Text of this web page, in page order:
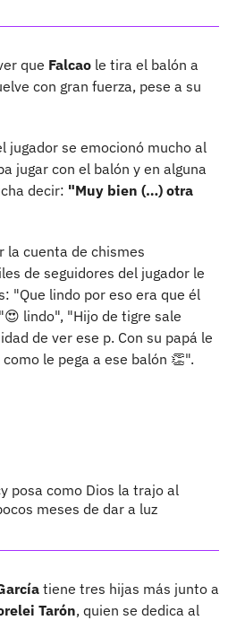
que Falcao le tira el balón a
con gran fuerza, pese a su
jugador se emocionó mucho al
jugar con el balón y en alguna
decir: "Muy bien (…) otra
la cuenta de chismes
de seguidores del jugador le
"Que lindo por eso era que él
lindo", "Hijo de tigre sale
de ver ese p. Con su papá le
le pega a ese balón 👏".
posa como Dios la trajo al
meses de dar a luz
tiene tres hijas más junto a
Tarón, quien se dedica al